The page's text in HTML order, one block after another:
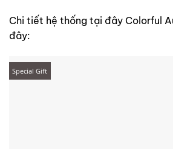
Chi tiết hệ thống tại đây Colorful
đây:
Special Gift